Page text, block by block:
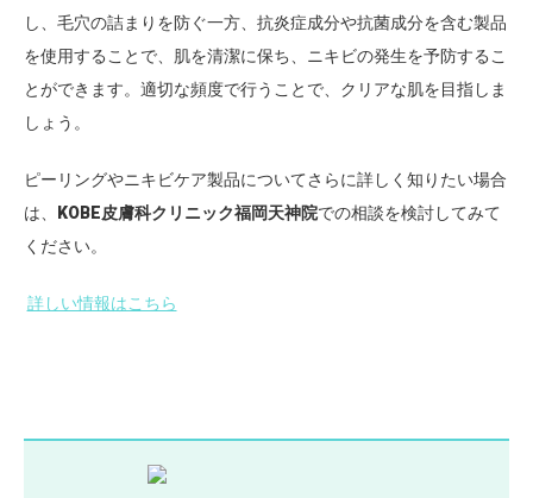
し、毛穴の詰まりを防ぐ一方、抗炎症成分や抗菌成分を含む製品
を使用することで、肌を清潔に保ち、ニキビの発生を予防するこ
とができます。適切な頻度で行うことで、クリアな肌を目指しま
しょう。
ピーリングやニキビケア製品についてさらに詳しく知りたい場合
は、
KOBE皮膚科クリニック福岡天神院での相談を検討してみて
ください。
詳しい情報はこちら